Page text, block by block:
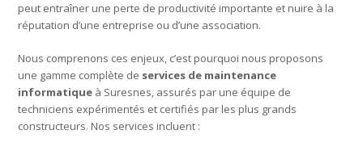
peut entraîner une perte de productivité importante et nuire à la
réputation d’une entreprise ou d’une association.
Nous comprenons ces enjeux, c’est pourquoi nous proposons
une gamme complète de services de maintenance
informatique à Suresnes, assurés par une équipe de
techniciens expérimentés et certifiés par les plus grands
constructeurs. Nos services incluent :